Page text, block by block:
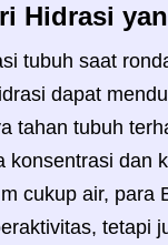
Hidrasi
tubuh saat
dapat
tahan tubuh
dan
cukup air, para
tetapi